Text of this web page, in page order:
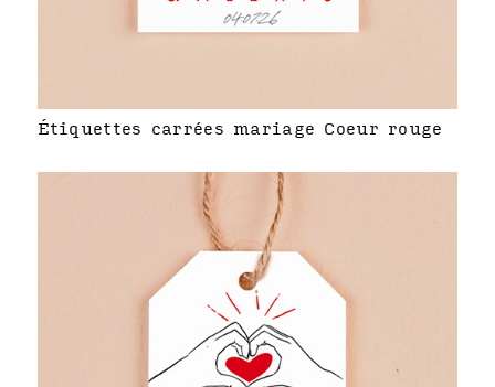
Étiquettes carrées mariage Coeur rouge